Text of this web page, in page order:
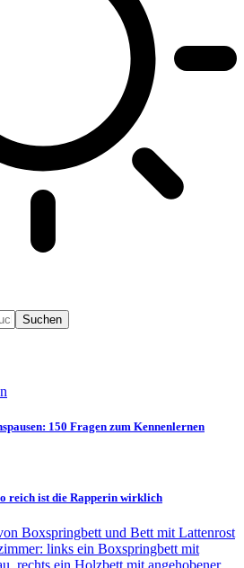
150 Fragen zum Kennenlernen
reich ist die Rapperin wirklich